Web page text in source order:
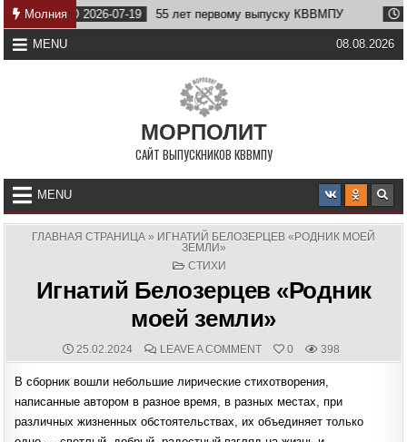
Skip
to
content
Молния
2026-07-19 55 лет первому выпуску КВВМПУ 2026-07-07
MENU 08.08.2026
МОРПОЛИТ
САЙТ ВЫПУСКНИКОВ КВВМПУ
MENU
ГЛАВНАЯ СТРАНИЦА » ИГНАТИЙ БЕЛОЗЕРЦЕВ «РОДНИК МОЕЙ
ЗЕМЛИ»
POSTED
СТИХИ
Игнатий Белозерцев «Родник
моей земли»
PUBLISHED
DATE:
25.02.2024 COMMENTS:
LEAVE A COMMENTON
ИГНАТИЙ
«РОДНИК
ЗЕМЛИ»
0 398
В сборник вошли небольшие лирические стихотворения,
написанные автором в разное время, в разных местах, при
различных жизненных обстоятельствах, их объединяет только